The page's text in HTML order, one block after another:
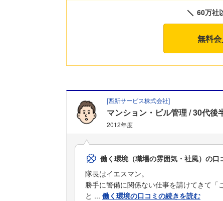
60万社
無料
[西新サービス株式会社]
マンション・ビル管理 30代後
2012年度
働く環境（職場の雰囲気・社風）の口
隊長はイエスマン。
勝手に警備に関係ない仕事を請けてきて「
と ... 働く環境の口コミの続きを読む